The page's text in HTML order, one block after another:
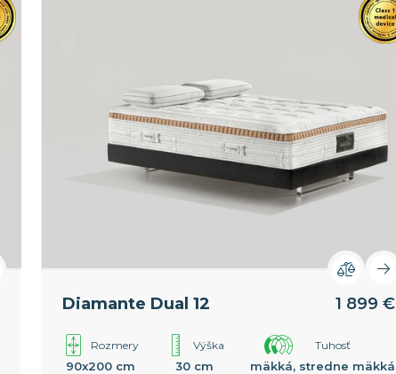
Diamante Dual 12 1 899 €
Rozmery
90x200 cm
Výška
30 cm
Tuhosť
mäkká, stredne mäkká